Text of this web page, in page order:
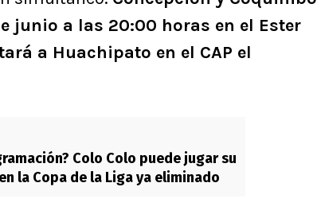
junio a las 20:00 horas en el Ester
a Huachipato en el CAP el
Colo Colo puede jugar su
la Copa de la Liga ya eliminado